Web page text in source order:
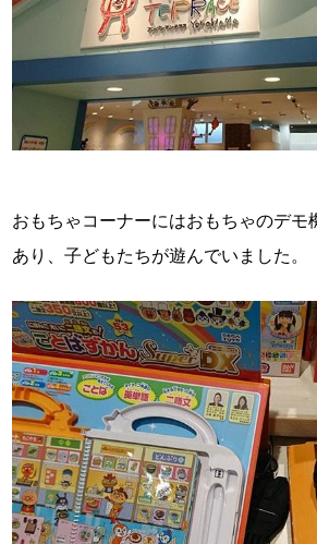
おもちゃコーナーにはおもちゃのデモ
あり、子どもたちが遊んでいました。